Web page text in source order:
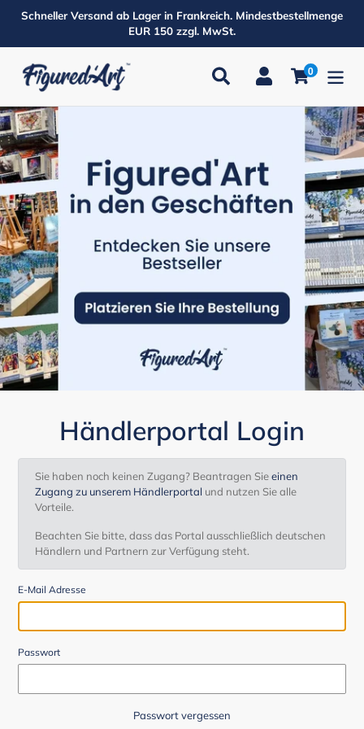
Schneller Versand ab Lager in Frankreich. Mindestbestellmenge
EUR 150 zzgl. MwSt.
Suchen Einloggen
0Produkte
Händlerportal Login
Sie haben noch keinen Zugang? Beantragen Sieeinen
Zugang zu unserem Händlerportal und nutzen Sie alle
Vorteile.
Beachten Sie bitte, dass das Portal ausschließlich deutschen
Händlern und Partnern zur Verfügung steht.
E-Mail Adresse
Passwort
Passwort vergessen